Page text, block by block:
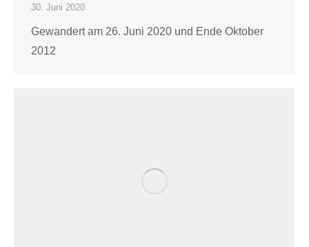
30. Juni 2020
Gewandert am 26. Juni 2020 und Ende Oktober
2012